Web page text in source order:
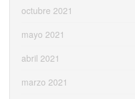
octubre 2021
mayo 2021
abril 2021
marzo 2021